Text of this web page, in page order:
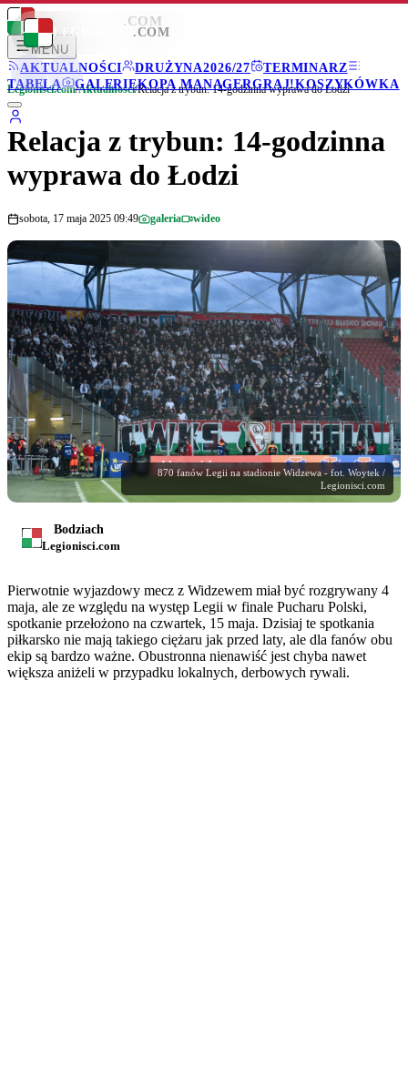
LEGIONISCI .COM
MENU
AKTUALNOŚCI
DRUŻYNA2026/27
TERMINARZ
TABELA
GALERIEKOPA MANAGERGRAJ!KOSZYKÓWKA
LEGIONISCI .COM
Legionisci.com/Aktualności/Relacja z trybun: 14-godzinna wyprawa do Łodzi
Relacja z trybun: 14-godzinna
wyprawa do Łodzi
sobota, 17 maja 2025 09:49 galeria wideo
870 fanów Legii na stadionie Widzewa - fot. Woytek /
Legionisci.com
Bodziach
Legionisci.com
Pierwotnie wyjazdowy mecz z Widzewem miał być rozgrywany 4
maja, ale ze względu na występ Legii w finale Pucharu Polski,
spotkanie przełożono na czwartek, 15 maja. Dzisiaj te spotkania
piłkarsko nie mają takiego ciężaru jak przed laty, ale dla fanów obu
ekip są bardzo ważne. Obustronna nienawiść jest chyba nawet
większa aniżeli w przypadku lokalnych, derbowych rywali.